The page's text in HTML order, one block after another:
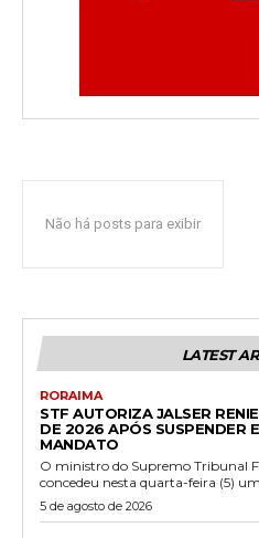
Não há posts para exibir
LATEST
RORAIMA
STF AUTORIZA JALSER
DE 2026 APÓS SUSPENDER
MANDATO
O ministro do Supremo Tribunal
concedeu nesta quarta-feira (5)
5 de agosto de 2026